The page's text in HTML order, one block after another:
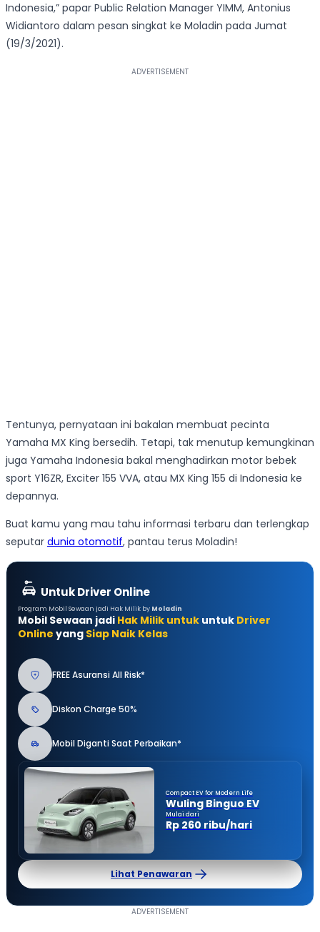
Indonesia,” papar Public Relation Manager YIMM, Antonius
Widiantoro dalam pesan singkat ke Moladin pada Jumat
(19/3/2021).
Tentunya, pernyataan ini bakalan membuat pecinta
Yamaha MX King bersedih. Tetapi, tak menutup kemungkinan
juga Yamaha Indonesia bakal menghadirkan motor bebek
sport Y16ZR, Exciter 155 VVA, atau MX King 155 di Indonesia ke
depannya.
Buat kamu yang mau tahu informasi terbaru dan terlengkap
seputar dunia otomotif, pantau terus Moladin!
Untuk Driver Online
Program Mobil Sewaan jadi Hak Milik by Moladin
Mobil Sewaan jadi Hak Milik untuk untuk Driver
Online yang Siap Naik Kelas
FREE Asuransi All Risk*
Diskon Charge 50%
Mobil Diganti Saat Perbaikan*
Compact EV for Modern Life
Wuling Binguo EV
Mulai dari
Rp 260 ribu/hari
Lihat Penawaran